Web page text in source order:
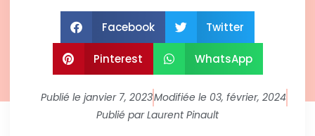
Facebook Twitter
Pinterest WhatsApp
Publié le janvier 7, 2023Modifiée le 03, février, 2024
Publié parLaurent Pinault